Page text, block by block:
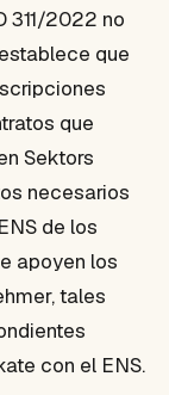
311/2022 no
que
que
Sektors
necesarios
de los
apoyen los
tales
con el ENS.